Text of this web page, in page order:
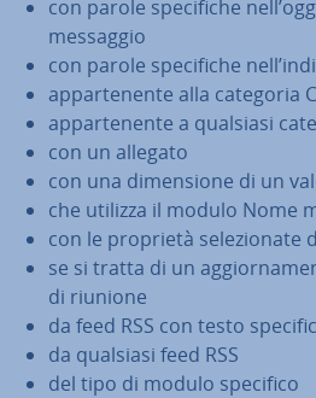
con parole spe­ci­fi­che
messaggio
con parole spe­ci­fi­che
ap­par­te­nen­te alla categoria
ap­par­te­nen­te a qualsiasi
con un allegato
con una di­men­sio­ne di un
che utilizza il modulo Nome
con le proprietà se­le­zio­na­te
se si tratta di un
di riunione
da feed RSS con testo
da qualsiasi feed RSS
del tipo di modulo specifico